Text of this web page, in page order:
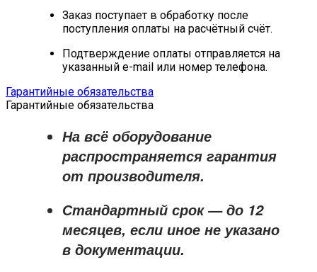
Заказ поступает в обработку после
поступления оплаты на расчётный счёт.
Подтверждение оплаты отправляется на
указанный e-mail или номер телефона.
Гарантийные обязательства
Гарантийные обязательства
На всё оборудование
распространяется гарантия
от производителя.
Стандартный срок — до 12
месяцев, если иное не указано
в документации.